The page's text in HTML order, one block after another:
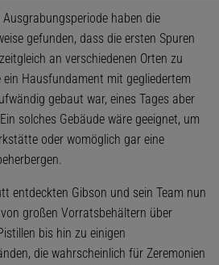
haben die
gefunden, dass die ersten Spuren
an verschiedenen Orten zu
Hausfundament mit gegliedertem
gebaut war, eines Tages aber
solches Gebäude wäre geeignet, um
oder womöglich gar eine
entdeckten Gibson und sein Team nun
großen Vorratsbehältern über
bis hin zu einigen
die wahrscheinlich für Zeremonien